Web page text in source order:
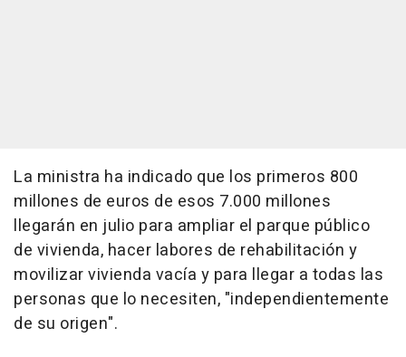
La ministra ha indicado que los primeros 800
millones de euros de esos 7.000 millones
llegarán en julio para ampliar el parque público
de vivienda, hacer labores de rehabilitación y
movilizar vivienda vacía y para llegar a todas las
personas que lo necesiten, "independientemente
de su origen".